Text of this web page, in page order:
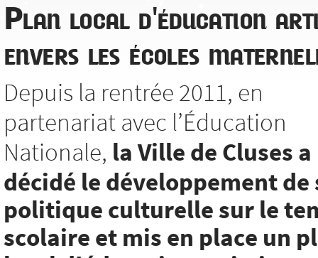
Plan local d'éducation
envers les écoles
Depuis la rentrée 2011, en
partenariat avec l’Éducation
Nationale, la Ville de Cluses a
décidé le développement de
politique culturelle sur le
scolaire et mis en place un